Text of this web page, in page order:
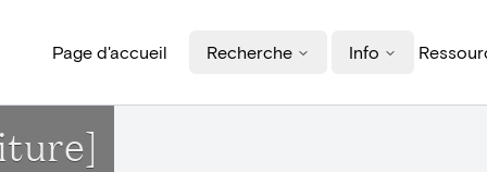
Page d'accueil Recherche Info